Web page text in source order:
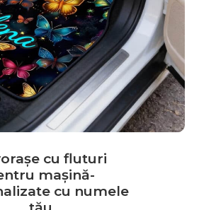
în
pagina
produsului.
cu fluturi
mașină-
cu numele